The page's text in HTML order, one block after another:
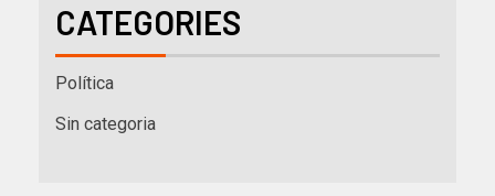
CATEGORIES
Política
Sin categoria